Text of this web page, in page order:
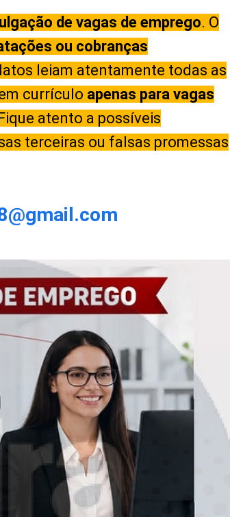
de vagas de emprego. O
ou cobranças
leiam atentamente todas as
currículo apenas para vagas
atento a possíveis
terceiras ou falsas promessas